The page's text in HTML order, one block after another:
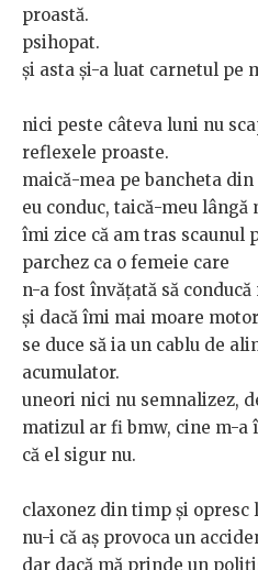
proastă.
psihopat.
și asta și-a luat carnetul pe
nici peste câteva luni nu
reflexele proaste.
maică-mea pe bancheta din
eu conduc, taică-meu lângă
îmi zice că am tras scaunul
parchez ca o femeie care
n-a fost învățată să conducă
și dacă îmi mai moare
se duce să ia un cablu de
acumulator.
uneori nici nu semnalizez,
matizul ar fi bmw, cine m-a
că el sigur nu.
claxonez din timp și opresc
nu-i că aș provoca un
dar dacă mă prinde un